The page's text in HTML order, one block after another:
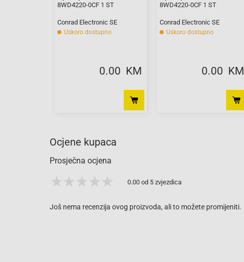
8WD4220-0CF 1 ST
Conrad Electronic SE
Uskoro dostupno
0.00 KM
8WD4220-0CF 1 ST
Conrad Electronic SE
Uskoro dostupno
0.00 KM
Ocjene kupaca
Prosječna ocjena
0.00 od 5 zvjezdica
Još nema recenzija ovog proizvoda, ali to možete promijeniti.